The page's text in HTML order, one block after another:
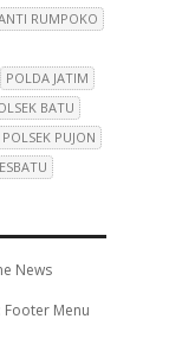
RUMPOKO
POLDA JATIM
BATU
POLSEK PUJON
News
Menu